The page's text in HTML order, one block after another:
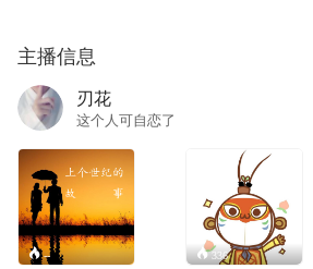
主播信息
刃花
这个人可自恋了
-- 336